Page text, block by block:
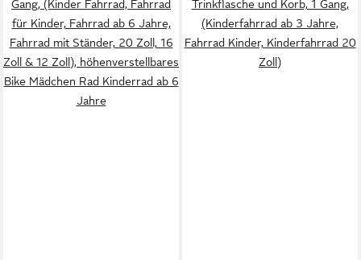
Gang, (Kinder Fahrrad, Fahrrad
für Kinder, Fahrrad ab 6 Jahre,
Fahrrad mit Ständer, 20 Zoll, 16
Zoll & 12 Zoll), höhenverstellbares
Bike Mädchen Rad Kinderrad ab 6
Jahre
Trinkflasche und Korb, 1 Gang,
(Kinderfahrrad ab 3 Jahre,
Fahrrad Kinder, Kinderfahrrad 20
Zoll)